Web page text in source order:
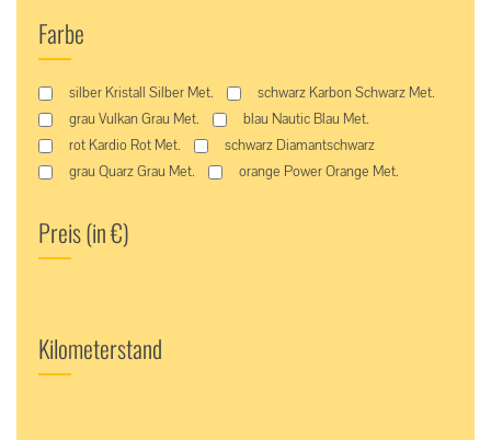
Farbe
silber Kristall Silber Met.
schwarz Karbon Schwarz Met.
grau Vulkan Grau Met.
blau Nautic Blau Met.
rot Kardio Rot Met.
schwarz Diamantschwarz
grau Quarz Grau Met.
orange Power Orange Met.
Preis (in €)
Kilometerstand